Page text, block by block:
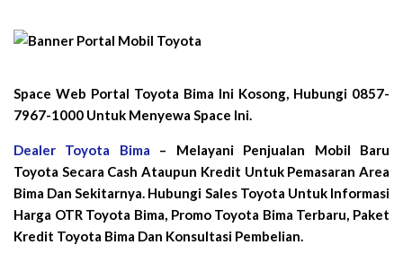
Space Web Portal Toyota Bima Ini Kosong, Hubungi 0857-
7967-1000 Untuk Menyewa Space Ini.
Dealer Toyota Bima – Melayani Penjualan Mobil Baru
Toyota Secara Cash Ataupun Kredit Untuk Pemasaran Area
Bima Dan Sekitarnya. Hubungi Sales Toyota Untuk Informasi
Harga OTR Toyota Bima, Promo Toyota Bima Terbaru, Paket
Kredit Toyota Bima Dan Konsultasi Pembelian.